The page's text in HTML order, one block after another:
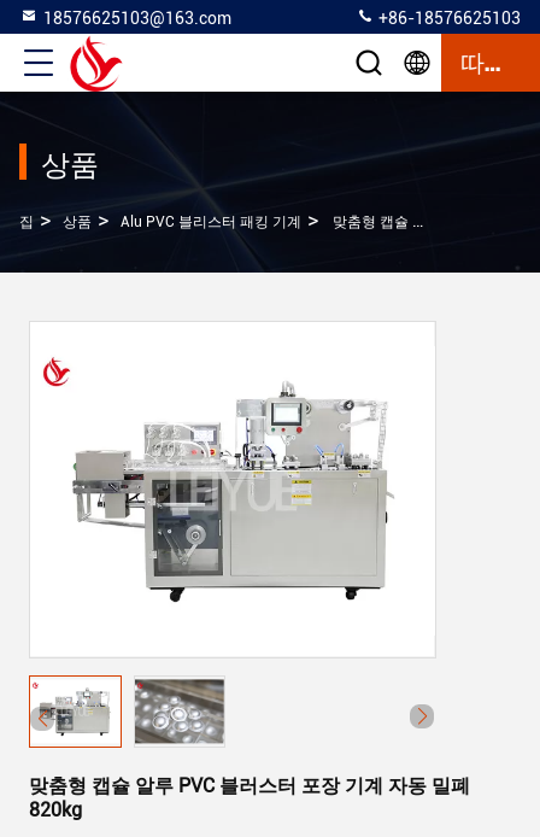
18576625103@163.com +86-18576625103
따옴표
상품
집 > 상품 > Alu PVC 블리스터 패킹 기계 > 맞춤형 캡슐 알루 PVC 블러스터 포장 기계 자동 밀폐 820kg
맞춤형 캡슐 알루 PVC 블러스터 포장 기계 자동 밀폐
820kg